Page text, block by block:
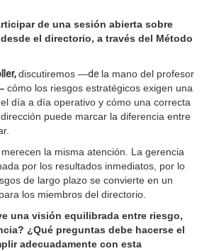
de una sesión abierta sobre
el directorio, a través del Método
discutiremos —de la mano del profesor
cómo los riesgos estratégicos exigen una
día a día operativo y cómo una correcta
puede marcar la diferencia entre
la misma atención. La gerencia
por los resultados inmediatos, por lo
de largo plazo se convierte en un
los miembros del directorio.
una visión equilibrada entre riesgo,
¿Qué preguntas debe hacerse el
adecuadamente con esta